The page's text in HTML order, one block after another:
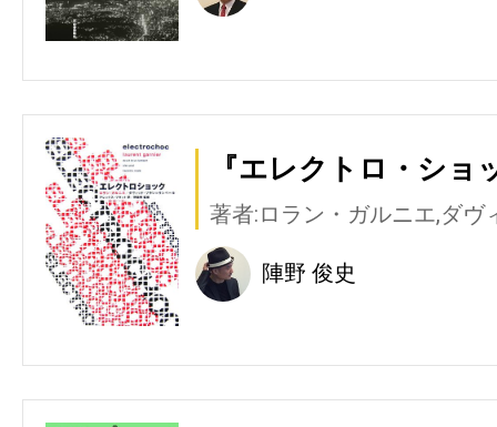
『エレクトロ・ショ
著者:ロラン・ガルニエ,ダヴ
陣野 俊史